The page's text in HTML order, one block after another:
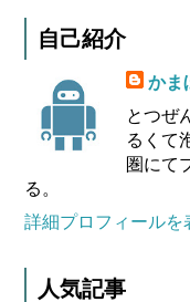
自己紹介
かま
とつぜ
るくて
圏にて
る。
詳細プロフィールを
人気記事